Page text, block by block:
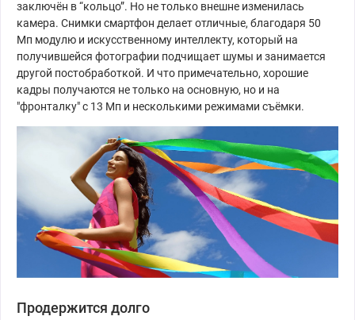
заключён в “кольцо”. Но не только внешне изменилась
камера. Снимки смартфон делает отличные, благодаря 50
Мп модулю и искусственному интеллекту, который на
получившейся фотографии подчищает шумы и занимается
другой постобработкой. И что примечательно, хорошие
кадры получаются не только на основную, но и на
"фронталку" с 13 Мп и несколькими режимами съёмки.
Продержится долго